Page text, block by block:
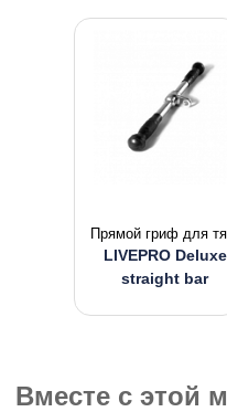
Прямой гриф для
LIVEPRO Deluxe
straight bar
Вместе с этой